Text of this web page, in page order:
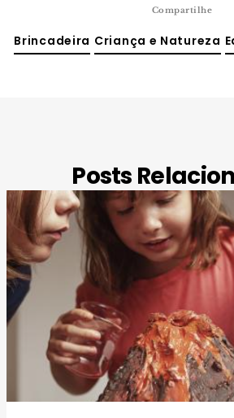
Compartilhe
Brincadeira Criança e Natureza
Posts